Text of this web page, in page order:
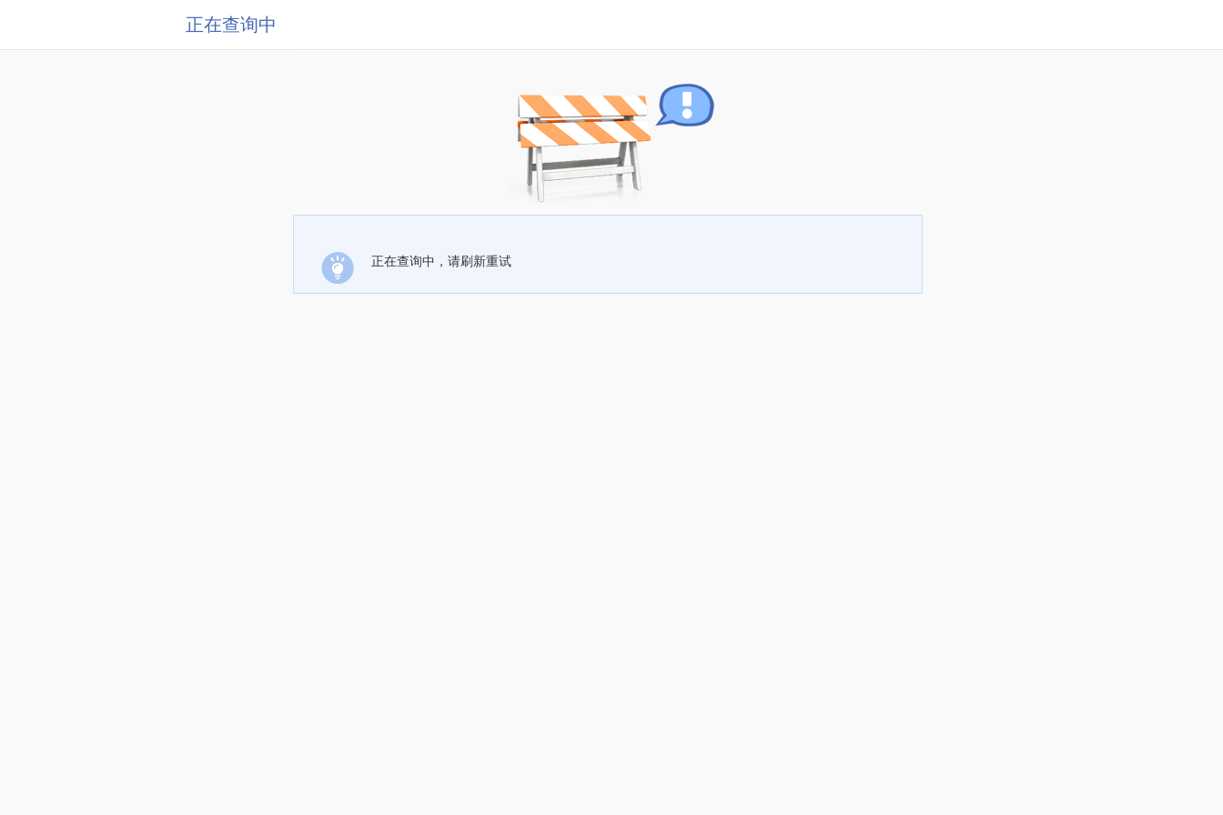
正在查询中
正在查询中，请刷新重试